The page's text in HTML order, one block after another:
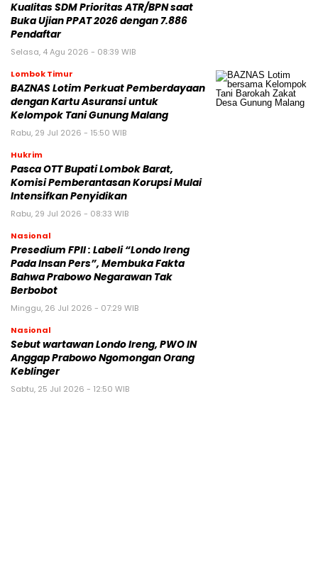
Kualitas SDM Prioritas ATR/BPN saat
Buka Ujian PPAT 2026 dengan 7.886
Pendaftar
Selasa, 4 Agu 2026 - 08:39 WIB
Lombok Timur
BAZNAS Lotim Perkuat Pemberdayaan
dengan Kartu Asuransi untuk
Kelompok Tani Gunung Malang
Rabu, 29 Jul 2026 - 15:50 WIB
Hukrim
Pasca OTT Bupati Lombok Barat,
Komisi Pemberantasan Korupsi Mulai
Intensifkan Penyidikan
Rabu, 29 Jul 2026 - 08:33 WIB
Nasional
Presedium FPII : Labeli “Londo Ireng
Pada Insan Pers”, Membuka Fakta
Bahwa Prabowo Negarawan Tak
Berbobot
Minggu, 26 Jul 2026 - 07:29 WIB
Nasional
Sebut wartawan Londo Ireng, PWO IN
Anggap Prabowo Ngomongan Orang
Keblinger
Sabtu, 25 Jul 2026 - 12:50 WIB